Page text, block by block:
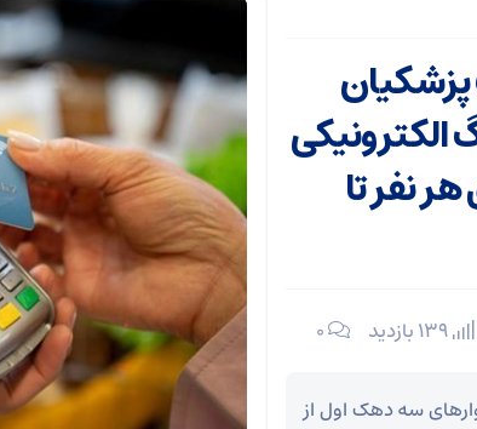
هر نفر تا
۰
سه دهک اول از